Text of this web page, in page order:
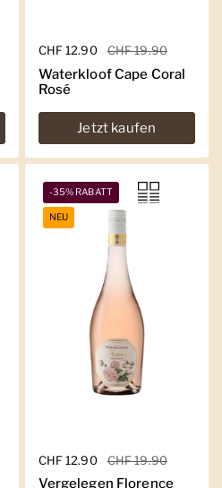
Regulärer Preis
CHF 12.90 Sale-Preis
CHF 19.90
Waterkloof Cape Coral
Rosé
Jetzt kaufen
Regulärer Preis
CHF 12.90 Sale-Preis
CHF 19.90
Vergelegen Florence
-35% RABATT
NEU